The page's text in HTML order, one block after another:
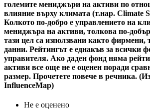
големите мениджъри на активи по
влияние върху климата (т.нар. Climate
Колкото по-добро е управлението на
мениджъра на активи, толкова по-
тази цел са използвани както
данни. Рейтингът е еднакъв за всички
управителя. Ако даден фонд няма
активи все още не е оценен поради
размер. Прочетете повече в речника.
InfluenceMap)
Не е оценено